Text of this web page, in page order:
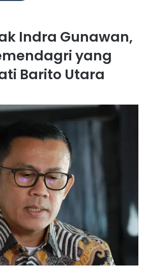
Indra Gunawan,
yang
Barito Utara